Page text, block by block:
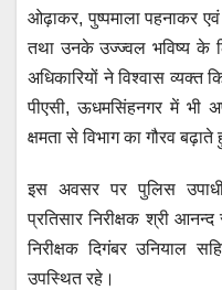
ओढ़ाकर, पुष्पमाला पहनाकर
तथा उनके उज्ज्वल भविष्य के
अधिकारियों ने विश्वास व्यक्त
पीएसी, ऊधमसिंहनगर में भी
क्षमता से विभाग का गौरव
इस अवसर पर पुलिस
प्रतिसार निरीक्षक श्री आनन्द
निरीक्षक दिगंबर उनियाल
उपस्थित रहे।